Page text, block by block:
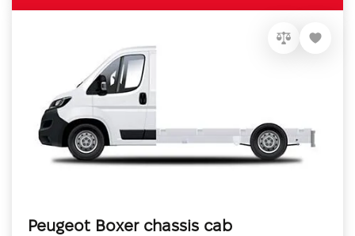
Peugeot Boxer chassis cab